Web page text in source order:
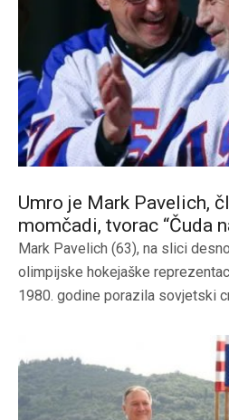
Umro je Mark Pavelich,
momčadi, tvorac “Čuda
Mark Pavelich (63), na slici
olimpijske hokejaške
1980. godine porazila sovjetski